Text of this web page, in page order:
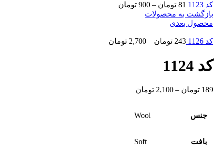
کد 1123 81 تومان –
900 تومان
بازگشت به محصولات
محصول بعدی
کد 1126 243 تومان –
2,700 تومان
کد 1124
189 تومان –
2,100 تومان
جنس Wool
بافت Soft